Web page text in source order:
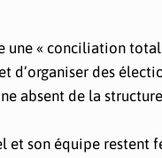
une « conciliation
d’organiser des
absent de la
son équipe restent